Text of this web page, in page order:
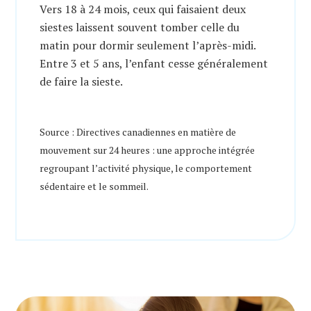
Vers 18 à 24 mois, ceux qui faisaient deux
siestes laissent souvent tomber celle du
matin pour dormir seulement l’après-midi.
Entre 3 et 5 ans, l’enfant cesse généralement
de faire la sieste.
Source : Directives canadiennes en matière de
mouvement sur 24 heures : une approche intégrée
regroupant l’activité physique, le comportement
sédentaire et le sommeil.